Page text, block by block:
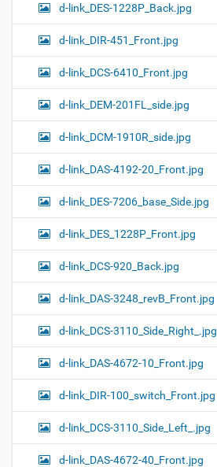
d-link_DES-1228P_Back.jpg
d-link_DIR-451_Front.jpg
d-link_DCS-6410_Front.jpg
d-link_DEM-201FL_side.jpg
d-link_DCM-1910R_side.jpg
d-link_DAS-4192-20_Front.jpg
d-link_DES-7206_base_Side.jpg
d-link_DES_1228P_Front.jpg
d-link_DCS-920_Back.jpg
d-link_DAS-3248_revB_Front.jpg
d-link_DCS-3110_Side_Right_.jpg
d-link_DAS-4672-10_Front.jpg
d-link_DIR-100_switch_Front.jpg
d-link_DCS-3110_Side_Left_.jpg
d-link_DAS-4672-40_Front.jpg